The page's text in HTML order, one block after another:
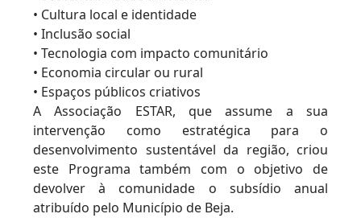
• Cultura local e identidade
• Inclusão social
• Tecnologia com impacto comunitário
• Economia circular ou rural
• Espaços públicos criativos
A Associação ESTAR, que assume a sua
intervenção como estratégica para o
desenvolvimento sustentável da região, criou
este Programa também com o objetivo de
devolver à comunidade o subsídio anual
atribuído pelo Município de Beja.